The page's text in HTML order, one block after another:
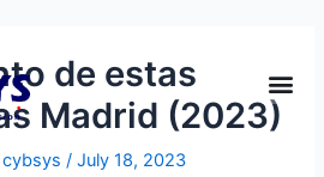
de estas
Madrid (2023)
cybsys/July 18, 2023